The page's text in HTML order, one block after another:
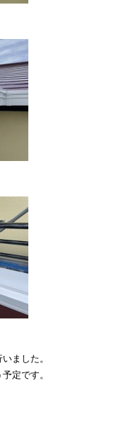
ました。
定です。